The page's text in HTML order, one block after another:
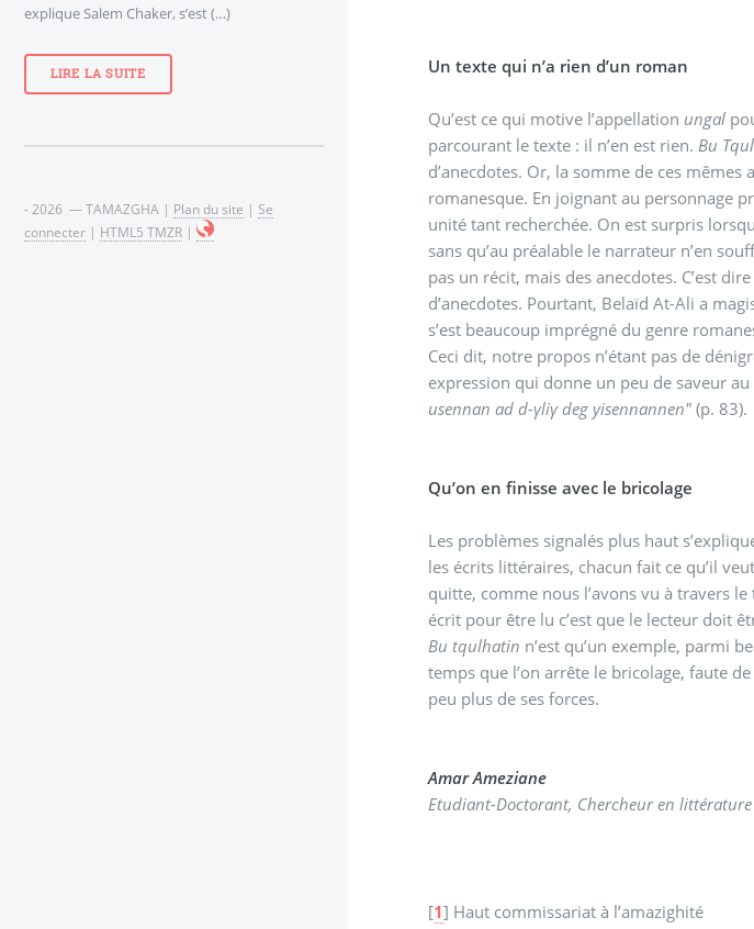
Un texte qui n’a rien d’un roman
Qu’est ce qui motive l’appellation ungal
parcourant le texte : il n’en est rien.Bu
d’anecdotes. Or, la somme de ces
romanesque. En joignant au personnage
unité tant recherchée. On est surpris
sans qu’au préalable le narrateur n’en
pas un récit, mais des anecdotes. C’est
d’anecdotes. Pourtant, Belaïd At-Ali a
s’est beaucoup imprégné du genre
Ceci dit, notre propos n’étant pas de
expression qui donne un peu de saveur
usennan ad d-γliγ deg yisennannen" (p. 83).
Qu’on en finisse avec le bricolage
Les problèmes signalés plus haut
les écrits littéraires, chacun fait ce qu’il
quitte, comme nous l’avons vu à travers
écrit pour être lu c’est que le lecteur doit
Bu tqulhatin n’est qu’un exemple, parmi
temps que l’on arrête le bricolage, faute
peu plus de ses forces.
Amar Ameziane
Etudiant-Doctorant, Chercheur en littérature
[1] Haut commissariat à l’amazighité
explique Salem Chaker, s’est (…)
LIRE LA SUITE
- 2026 — TAMAZGHA | Plan du site | Se
connecter | HTML5 TMZR |